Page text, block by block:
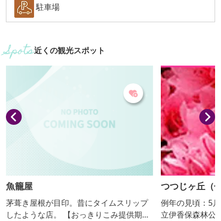
駐車場
近くの観光スポット
魚籠屋
茅葺き屋根が目印。昔にタイムスリップ
したような店。 【おっきりこみ提供期
つつじヶ丘（
例年の見頃：5月
立伊香保森林公